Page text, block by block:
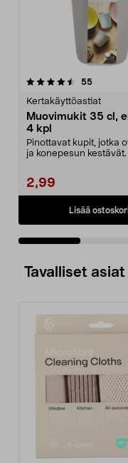
55
Kertakäyttöastiat
Muovimukit 35 cl,
4 kpl
Pinottavat kupit, jotka
ja konepesun
2,99
Lisää
4.0 viidestä
Tavalliset